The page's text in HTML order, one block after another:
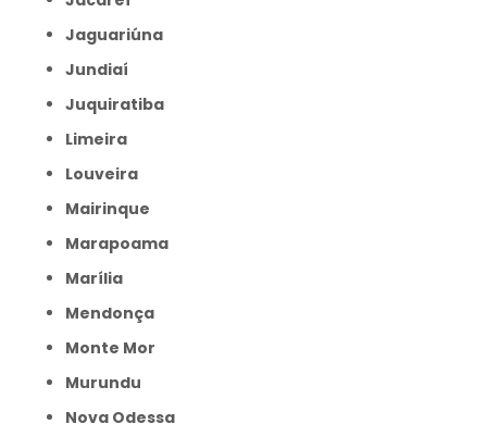
Jaguariúna
Jundiaí
Juquiratiba
Limeira
Louveira
Mairinque
Marapoama
Marília
Mendonça
Monte Mor
Murundu
Nova Odessa